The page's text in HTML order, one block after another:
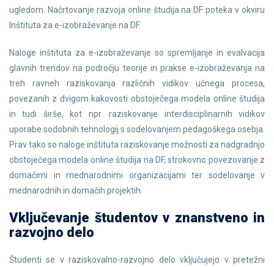
ugledom. Načrtovanje razvoja online študija na DF poteka v okviru
Inštituta za e-izobraževanje na DF.
Naloge inštituta za e-izobraževanje so spremljanje in evalvacija
glavnih trendov na področju teorije in prakse e-izobraževanja na
treh ravneh raziskovanja različnih vidikov učnega procesa,
povezanih z dvigom kakovosti obstoječega modela online študija
in tudi širše, kot npr. raziskovanje interdisciplinarnih vidikov
uporabe sodobnih tehnologij s sodelovanjem pedagoškega osebja.
Prav tako so naloge inštituta raziskovanje možnosti za nadgradnjo
obstoječega modela online študija na DF, strokovno povezovanje z
domačimi in mednarodnimi organizacijami ter sodelovanje v
mednarodnih in domačih projektih.
Vključevanje študentov v znanstveno in
razvojno delo
Študenti se v raziskovalno-razvojno delo vključujejo v pretežni